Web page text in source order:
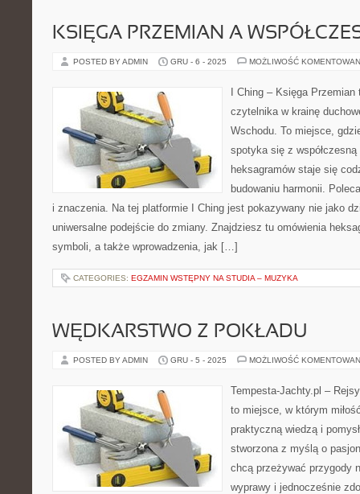
KSIĘGA PRZEMIAN A
POSTED BY ADMIN GRU - 6 - 2025 MOŻLIWOŚĆ
I Ching – Księga
czytelnika w krainę
Wschodu. To miejsce,
spotyka się z
heksagramów staje się
budowaniu harmonii.
i znaczenia. Na tej platformie I Ching jest pokazywany nie jako
uniwersalne podejście do zmiany. Znajdziesz tu omówienia
symboli, a także wprowadzenia, jak […]
CATEGORIES: EGZAMIN WSTĘPNY NA STUDIA – MUZYKA
WĘDKARSTWO Z POKŁADU
POSTED BY ADMIN GRU - 5 - 2025 MOŻLIWOŚĆ
Tempesta-Jachty.pl –
to miejsce, w którym
praktyczną wiedzą i
stworzona z myślą o
chcą przeżywać przygody
wyprawy i jednocześnie